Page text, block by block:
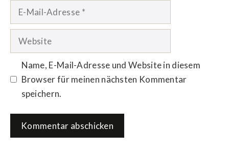
Website
Name, E-Mail-Adresse und Website in diesem
Browser für meinen nächsten Kommentar
speichern.